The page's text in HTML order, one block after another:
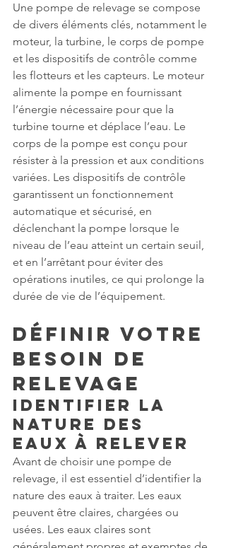
Une pompe de relevage se compose
de divers éléments clés, notamment le
moteur, la turbine, le corps de pompe
et les dispositifs de contrôle comme
les flotteurs et les capteurs. Le moteur
alimente la pompe en fournissant
l’énergie nécessaire pour que la
turbine tourne et déplace l’eau. Le
corps de la pompe est conçu pour
résister à la pression et aux conditions
variées. Les dispositifs de contrôle
garantissent un fonctionnement
automatique et sécurisé, en
déclenchant la pompe lorsque le
niveau de l’eau atteint un certain seuil,
et en l’arrêtant pour éviter des
opérations inutiles, ce qui prolonge la
durée de vie de l’équipement.
Définir Votre
Besoin de
Relevage
Identifier la
Nature des
Eaux à Relever
Avant de choisir une pompe de
relevage, il est essentiel d’identifier la
nature des eaux à traiter. Les eaux
peuvent être claires, chargées ou
usées. Les eaux claires sont